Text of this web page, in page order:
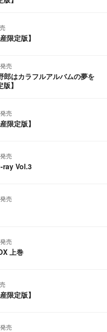
限定版】
売
郎はカラフルアルバムの夢を
】
売
限定版】
売
ray Vol.3
売
売
上巻
限定版】
売